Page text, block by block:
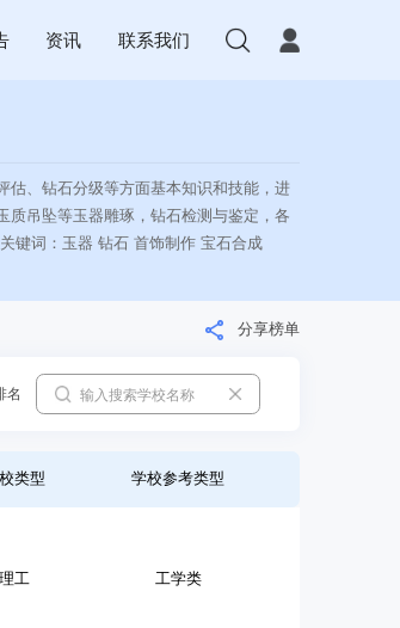
资讯 联系我们
估、钻石分级等方面基本知识和技能，进
质吊坠等玉器雕琢，钻石检测与鉴定，各
键词：玉器 钻石 首饰制作 宝石合成
分享榜单
名
类型 学校参考类型
理工 工学类